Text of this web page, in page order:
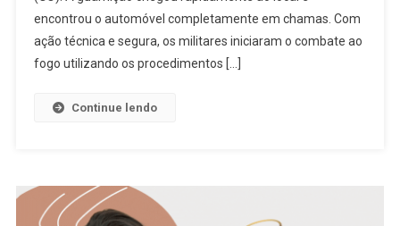
E
É
Completamente
encontrou o automóvel completamente em chamas. Com
ação técnica e segura, os militares iniciaram o combate ao
fogo utilizando os procedimentos […]
Continue lendo